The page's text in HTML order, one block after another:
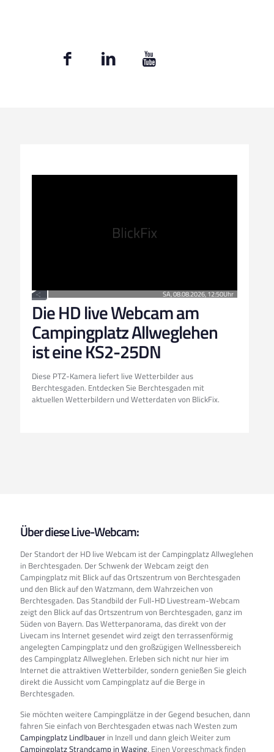
Die HD live Webcam am
Campingplatz Allweglehen
ist eine KS2-25DN
Diese PTZ-Kamera liefert live Wetterbilder aus
Berchtesgaden. Entdecken Sie Berchtesgaden mit
aktuellen Wetterbildern und Wetterdaten von BlickFix.
Über diese Live-Webcam:
Der Standort der HD live Webcam ist der Campingplatz Allweglehen
in Berchtesgaden. Der Schwenk der Webcam zeigt den
Campingplatz mit Blick auf das Ortszentrum von Berchtesgaden
und den Blick auf den Watzmann, dem Wahrzeichen von
Berchtesgaden. Das Standbild der Full-HD Livestream-Webcam
zeigt den Blick auf das Ortszentrum von Berchtesgaden, ganz im
Süden von Bayern. Das Wetterpanorama, das direkt von der
Livecam ins Internet gesendet wird zeigt den terrassenförmig
angelegten Campingplatz und den großzügigen Wellnessbereich
des Campingplatz Allweglehen. Erleben sich nicht nur hier im
Internet die attraktiven Wetterbilder, sondern genießen Sie gleich
direkt die Aussicht vom Campingplatz auf die Berge in
Berchtesgaden.
Sie möchten weitere Campingplätze in der Gegend besuchen, dann
fahren Sie einfach von Berchtesgaden etwas nach Westen zum
Campingplatz Lindlbauer in Inzell und dann gleich Weiter zum
Campingplatz Strandcamp in Waging. Einen Vorgeschmack finden